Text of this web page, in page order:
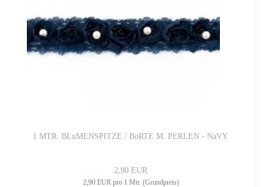
1 MTR. BLuMENSPITZE / BoRTE M. PERLEN - NaVY
2,90 EUR
2,90 EUR pro 1 Mtr. (Grundpreis)